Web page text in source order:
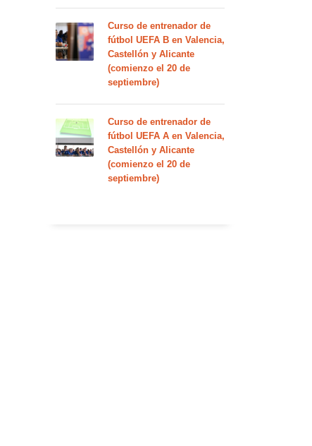
Curso de entrenador de
fútbol UEFA B en Valencia,
Castellón y Alicante
(comienzo el 20 de
septiembre)
Curso de entrenador de
fútbol UEFA A en Valencia,
Castellón y Alicante
(comienzo el 20 de
septiembre)